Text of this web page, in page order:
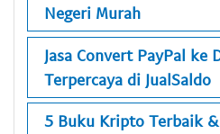
Negeri Murah
Jasa Convert PayPal ke
Terpercaya di JualSaldo
5 Buku Kripto Terbaik